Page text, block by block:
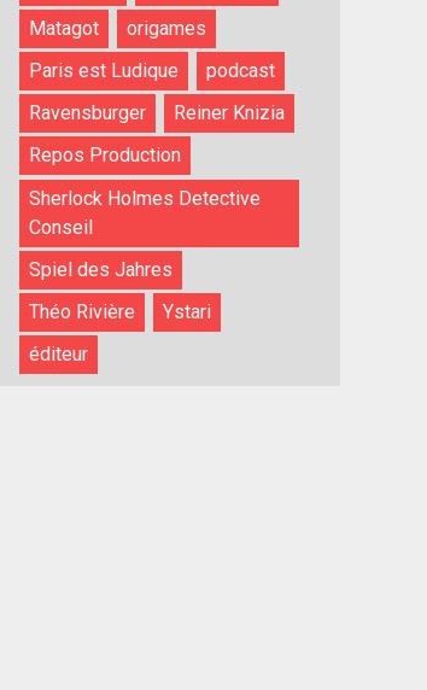
Matagot
origames
Paris est Ludique
podcast
Ravensburger
Reiner Knizia
Repos Production
Sherlock Holmes Detective
Conseil
Spiel des Jahres
Théo Rivière
Ystari
éditeur